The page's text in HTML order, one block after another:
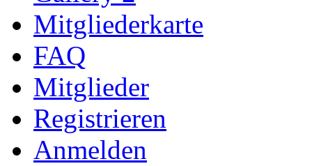
Mitgliederkarte
FAQ
Mitglieder
Registrieren
Anmelden